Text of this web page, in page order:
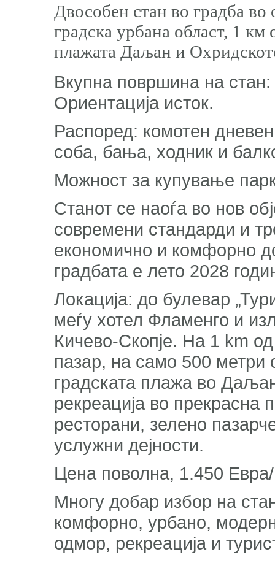
Двособен стан во градба во
градска урбана област, 1
плажата Даљан и
Вкупна површина на
Ориентација исток.
Распоред: комотен дневен
соба, бања, ходник и
Можност за купување
Станот се наоѓа во нов
современи стандарди и
економично и комфорно
градбата е лето 2028
Локација: до булевар
меѓу хотел Фламенго и
Кичево-Скопје. На 1 km
пазар, на само 500 метри
градската плажа во
рекреација во прекрасна
ресторани, зелено
услужни дејности.
Цена поволна, 1.450
Многу добар избор на
комфорно, урбано,
одмор, рекреација и